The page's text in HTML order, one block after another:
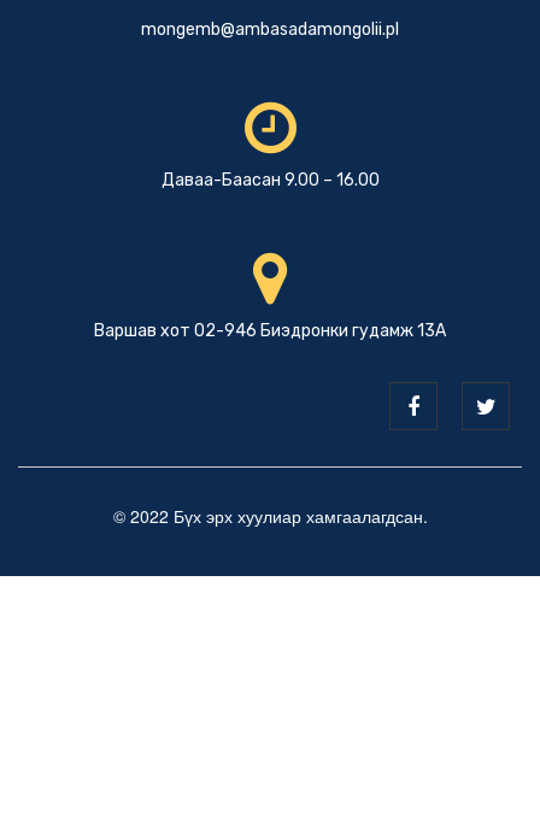
mongemb@ambasadamongolii.pl
Даваа-Баасан 9.00 – 16.00
Варшав хот 02-946 Биэдронки гудамж 13А
© 2022 Бүх эрх хуулиар хамгаалагдсан.